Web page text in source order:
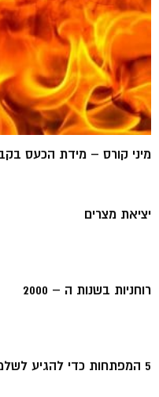
מיני קורס – מידת הכעס
יציאת מצרים
רוחניות בשנות ה – 2000
5 המפתחות כדי להגיע לשלמות